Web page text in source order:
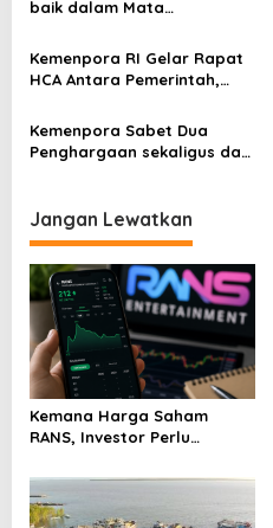
p
s
baik dalam Mata
Kemenpora RI Gelar Rapat
HCA Antara Pemerintah,
Kemenpora Sabet Dua
Penghargaan sekaligus dari
Jangan Lewatkan
Kemana Harga Saham
RANS, Investor Perlu
Menghindari Spekulasi
Berlebihan